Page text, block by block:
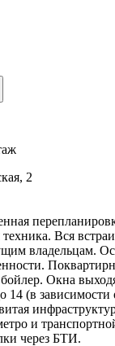
2
Вся
владельцам.
бойлер. Окна
14 (в зависимости
и
через БТИ.